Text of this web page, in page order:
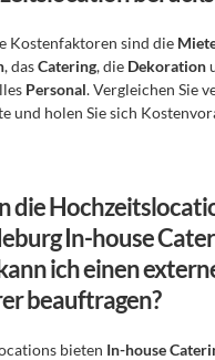
Kostenfaktoren sind die
, das Catering, die Dekoration
Personal. Vergleichen Sie
und holen Sie sich
die
In-house
ich einen
beauftragen?
bieten In-house